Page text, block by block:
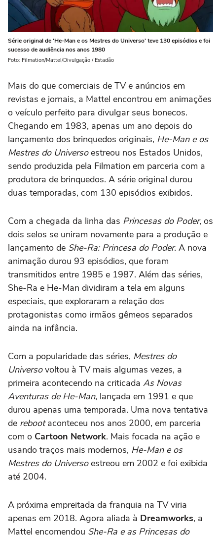
Série original de 'He-Man e os Mestres do Universo' teve 130 episódios e foi
sucesso de audiência nos anos 1980
Foto: Filmation/Mattel/Divulgação / Estadão
Mais do que comerciais de TV e anúncios em
revistas e jornais, a Mattel encontrou em animações
o veículo perfeito para divulgar seus bonecos.
Chegando em 1983, apenas um ano depois do
lançamento dos brinquedos originais, He-Man e os
Mestres do Universoestreou nos Estados Unidos,
sendo produzida pela Filmation em parceria com a
produtora de brinquedos. A série original durou
duas temporadas, com 130 episódios exibidos.
Com a chegada da linha das Princesas do Poder, os
dois selos se uniram novamente para a produção e
lançamento de She-Ra: Princesa do Poder. A nova
animação durou 93 episódios, que foram
transmitidos entre 1985 e 1987. Além das séries,
She-Ra e He-Man dividiram a tela em alguns
especiais, que exploraram a relação dos
protagonistas como irmãos gêmeos separados
ainda na infância.
Com a popularidade das séries, Mestres do
Universovoltou à TV mais algumas vezes, a
primeira acontecendo na criticada As Novas
Aventuras de He-Man, lançada em 1991 e que
durou apenas uma temporada. Uma nova tentativa
de rebootaconteceu nos anos 2000, em parceria
com o Cartoon Network. Mais focada na ação e
usando traços mais modernos, He-Man e os
Mestres do Universoestreou em 2002 e foi exibida
até 2004.
A próxima empreitada da franquia na TV viria
apenas em 2018. Agora aliada à Dreamworks, a
Mattel encomendou She-Ra e as Princesas do